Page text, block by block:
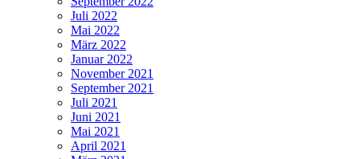
Juli 2022
Mai 2022
März 2022
Januar 2022
November 2021
September 2021
Juli 2021
Juni 2021
Mai 2021
April 2021